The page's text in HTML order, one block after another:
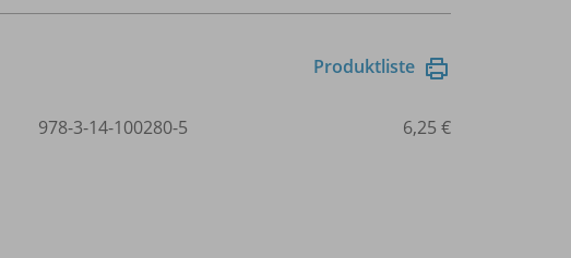
Produktliste
978-3-14-100280-5 6,25 €